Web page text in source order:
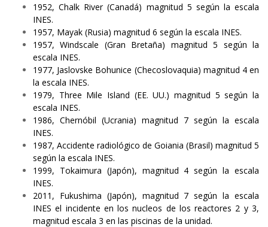
1952, Chalk River (Canadá) magnitud 5 según la escala
INES.
1957, Mayak (Rusia) magnitud 6 según la escala INES.
1957, Windscale (Gran Bretaña) magnitud 5 según la
escala INES.
1977, Jaslovske Bohunice (Checoslovaquia) magnitud 4 en
la escala INES.
1979, Three Mile Island (EE. UU.) magnitud 5 según la
escala INES.
1986, Chernóbil (Ucrania) magnitud 7 según la escala
INES.
1987, Accidente radiológico de Goiania (Brasil) magnitud 5
según la escala INES.
1999, Tokaimura (Japón), magnitud 4 según la escala
INES.
2011, Fukushima (Japón), magnitud 7 según la escala
INES el incidente en los nucleos de los reactores 2 y 3,
magnitud escala 3 en las piscinas de la unidad.